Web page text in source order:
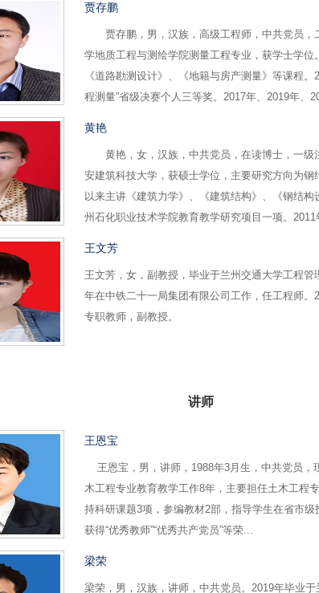
贾存鹏
贾存鹏，男，汉族，高级工程师，中共党员，
学地质工程与测绘学院测量工程专业，获学士学位
《道路勘测设计》、《地籍与房产测量》等课程
程测量”省级决赛个人三等奖。2017年、2019年、
黄艳
黄艳，女，汉族，中共党员，在读博士，一级
安建筑科技大学，获硕士学位，主要研究方向为
以来主讲《建筑力学》、《建筑结构》、《钢结
州石化职业技术学院教育教学研究项目一项。2011
王文芳
王文芳，女，副教授，毕业于兰州交通大学工程
年在中铁二十一局集团有限公司工作，任工程师
专职教师，副教授。
讲师
王恩宝
王恩宝，男，讲师，1988年3月生，中共党员，
木工程专业教育教学工作8年，主要担任土木工程
持科研课题3项，参编教材2部，指导学生在省市级
获得“优秀教师”“优秀共产党员”等荣...
梁荣
梁荣，男，汉族，讲师，中共党员。2019年毕业